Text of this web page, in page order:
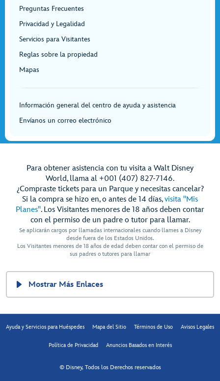
Preguntas Frecuentes
Privacidad y Legalidad
Servicios para Visitantes
Reglas sobre la propiedad
Mapas
Información general del centro de ayuda y asistencia
Envíanos un correo electrónico
Para obtener asistencia con tu visita a Walt Disney
World, llama al +001 (407) 827-7146.
¿Compraste tickets para un Parque y necesitas cancelar?
Si la compra se hizo en, o antes de 14 días,visita "Mis
Planes". Los Visitantes menores de 18 años deben contar
con el permiso de un padre o tutor para llamar.
Se aplicarán cargos por llamadas internacionales cuando llames a Disney
desde fuera de los Estados Unidos.
Los Visitantes menores de 18 años de edad deben contar con el permiso de
sus padres o tutores para llamar
Mostrar Más Enlaces
Ayuda y Servicios para Huéspedes Mapa del Sitio Términos de Uso Avisos Legales
Política de Privacidad Anuncios Basados en Interés
© Disney, Todos los Derechos reservados